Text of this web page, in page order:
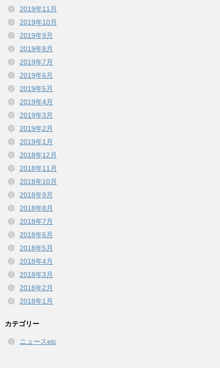
2019年11月
2019年10月
2019年9月
2019年8月
2019年7月
2019年6月
2019年5月
2019年4月
2019年3月
2019年2月
2019年1月
2018年12月
2018年11月
2018年10月
2018年9月
2018年8月
2018年7月
2018年6月
2018年5月
2018年4月
2018年3月
2018年2月
2018年1月
カテゴリー
ニュースetc